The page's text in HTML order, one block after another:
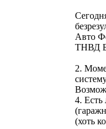
Авто
ТНВД
2.
4. Есть
(хоть